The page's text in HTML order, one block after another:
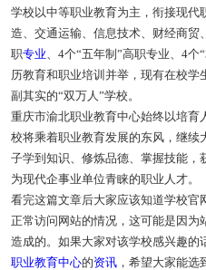
学校以中等职业教育为主，衔接现代
造、交通运输、信息技术、财经商贸
职专业、4个“五年制”高职专业、4个
历教育和职业培训并举，现有在校学
副其实的“双万人”学校。
重庆市渝北职业教育中心始终以培
校将乘着职业教育发展的东风，继
子学到知识、修炼品德、掌握技能
为现代企事业单位青睐的职业人才。
看完这篇文章后大家应该知道学校
正常访问网站的情况，这可能是因为
造成的。如果大家对该学校感兴趣的
职业教育中心的资讯，希望大家能选